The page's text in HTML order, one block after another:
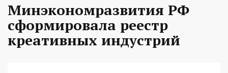
Минэкономразвития РФ
сформировала реестр
креативных индустрий